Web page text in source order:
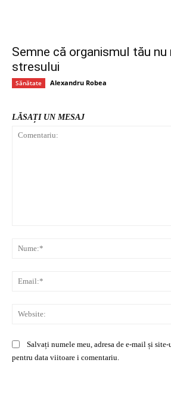
Semne că organismul tău
stresului
Sănătate Alexandru Robea
LĂSAȚI UN MESAJ
Salvați numele meu, adresa de e-mail și
pentru data viitoare i comentariu.